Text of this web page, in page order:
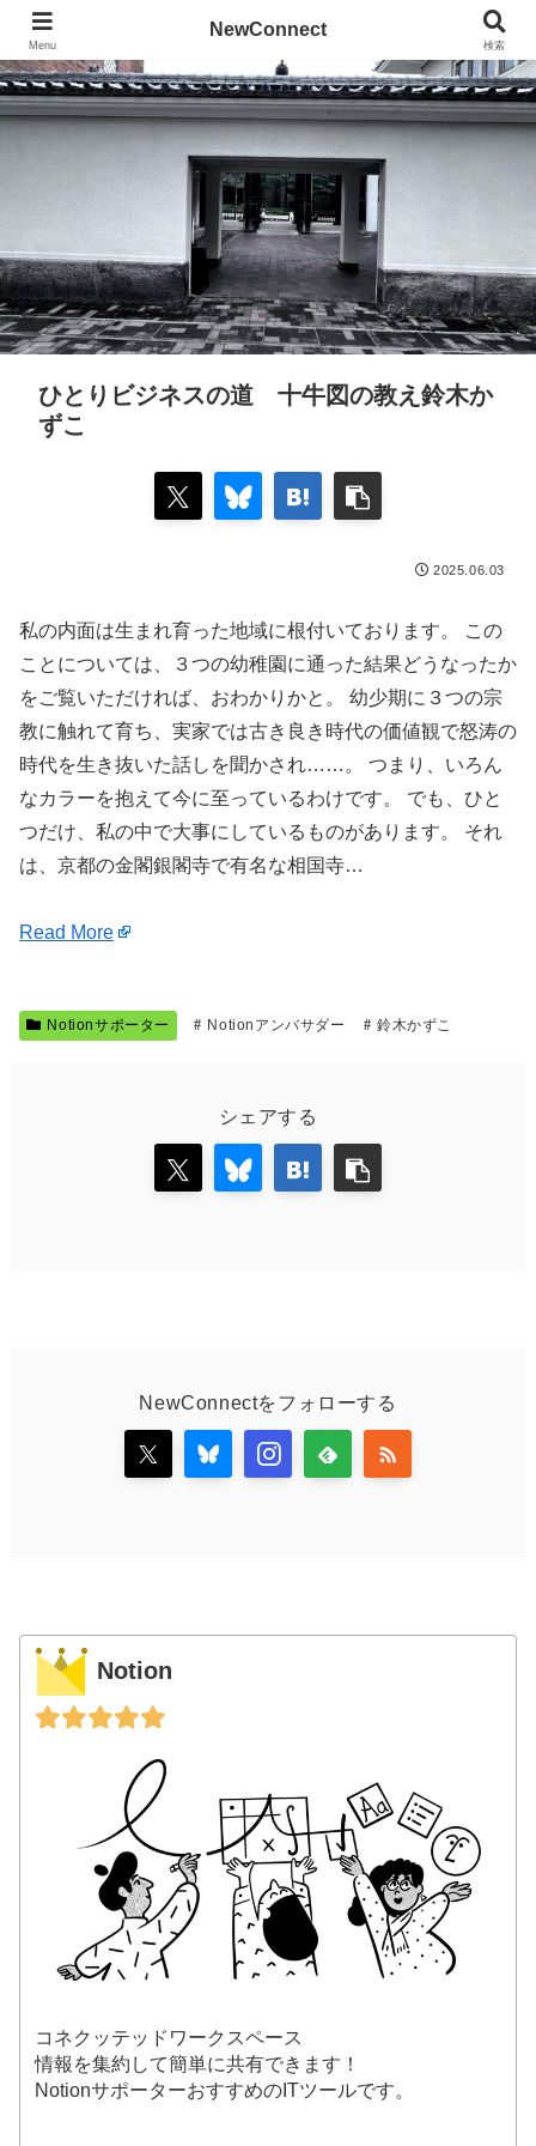
ひとりビジネスの道 十牛図の教え鈴木か
ずこ
2025.06.03
私の内面は生まれ育った地域に根付いております。 この
ことについては、３つの幼稚園に通った結果どうなったか
をご覧いただければ、おわかりかと。 幼少期に３つの宗
教に触れて育ち、実家では古き良き時代の価値観で怒涛の
時代を生き抜いた話しを聞かされ……。 つまり、いろん
なカラーを抱えて今に至っているわけです。 でも、ひと
つだけ、私の中で大事にしているものがあります。 それ
は、京都の金閣銀閣寺で有名な相国寺…
Read More
Notionサポーター Notionアンバサダー 鈴木かずこ
シェアする
NewConnectをフォローする
Notion
コネクッテッドワークスペース
情報を集約して簡単に共有できます！
NotionサポーターおすすめのITツールです。
Menu
NewConnect
検索